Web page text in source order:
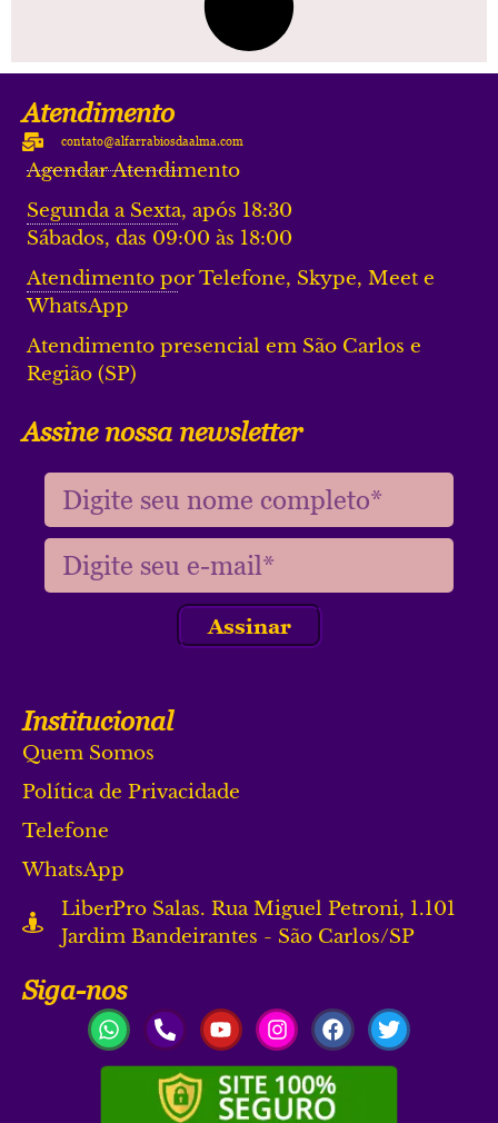
Atendimento
contato@alfarrabiosdaalma.com
Agendar Atendimento
Segunda a Sexta, após 18:30
Sábados, das 09:00 às 18:00
Atendimento por Telefone, Skype, Meet e
WhatsApp
Atendimento presencial em São Carlos e
Região (SP)
Assine nossa newsletter
Assinar
Institucional
Quem Somos
Política de Privacidade
Telefone
WhatsApp
LiberPro Salas. Rua Miguel Petroni, 1.101
Jardim Bandeirantes - São Carlos/SP
Siga-nos